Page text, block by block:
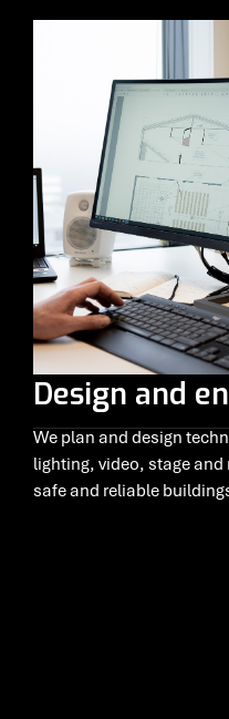
Design and
We plan and design
lighting, video, stage
safe and reliable